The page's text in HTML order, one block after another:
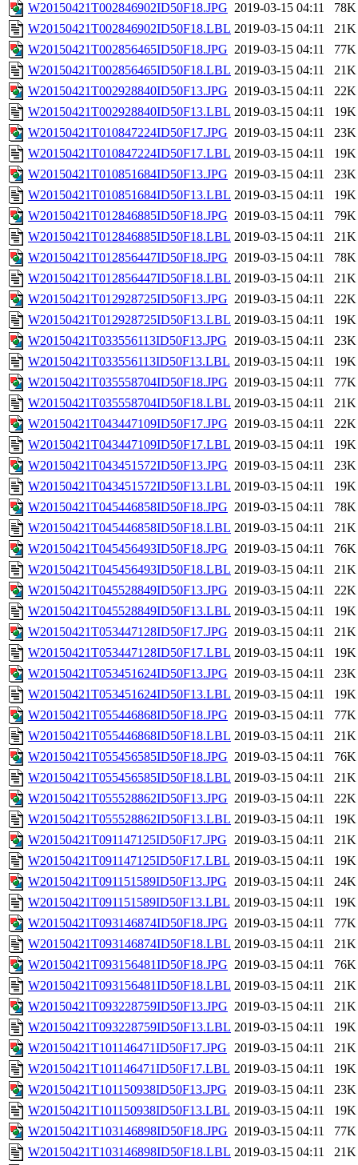
W20150421T002846902ID50F18.JPG 2019-03-15 04:11
78K
W20150421T002846902ID50F18.LBL 2019-03-15 04:11
21K
W20150421T002856465ID50F18.JPG 2019-03-15 04:11
77K
W20150421T002856465ID50F18.LBL 2019-03-15 04:11
21K
W20150421T002928840ID50F13.JPG 2019-03-15 04:11
22K
W20150421T002928840ID50F13.LBL 2019-03-15 04:11
19K
W20150421T010847224ID50F17.JPG 2019-03-15 04:11
23K
W20150421T010847224ID50F17.LBL 2019-03-15 04:11
19K
W20150421T010851684ID50F13.JPG 2019-03-15 04:11
23K
W20150421T010851684ID50F13.LBL 2019-03-15 04:11
19K
W20150421T012846885ID50F18.JPG 2019-03-15 04:11
79K
W20150421T012846885ID50F18.LBL 2019-03-15 04:11
21K
W20150421T012856447ID50F18.JPG 2019-03-15 04:11
78K
W20150421T012856447ID50F18.LBL 2019-03-15 04:11
21K
W20150421T012928725ID50F13.JPG 2019-03-15 04:11
22K
W20150421T012928725ID50F13.LBL 2019-03-15 04:11
19K
W20150421T033556113ID50F13.JPG 2019-03-15 04:11
23K
W20150421T033556113ID50F13.LBL 2019-03-15 04:11
19K
W20150421T035558704ID50F18.JPG 2019-03-15 04:11
77K
W20150421T035558704ID50F18.LBL 2019-03-15 04:11
21K
W20150421T043447109ID50F17.JPG 2019-03-15 04:11
22K
W20150421T043447109ID50F17.LBL 2019-03-15 04:11
19K
W20150421T043451572ID50F13.JPG 2019-03-15 04:11
23K
W20150421T043451572ID50F13.LBL 2019-03-15 04:11
19K
W20150421T045446858ID50F18.JPG 2019-03-15 04:11
78K
W20150421T045446858ID50F18.LBL 2019-03-15 04:11
21K
W20150421T045456493ID50F18.JPG 2019-03-15 04:11
76K
W20150421T045456493ID50F18.LBL 2019-03-15 04:11
21K
W20150421T045528849ID50F13.JPG 2019-03-15 04:11
22K
W20150421T045528849ID50F13.LBL 2019-03-15 04:11
19K
W20150421T053447128ID50F17.JPG 2019-03-15 04:11
21K
W20150421T053447128ID50F17.LBL 2019-03-15 04:11
19K
W20150421T053451624ID50F13.JPG 2019-03-15 04:11
23K
W20150421T053451624ID50F13.LBL 2019-03-15 04:11
19K
W20150421T055446868ID50F18.JPG 2019-03-15 04:11
77K
W20150421T055446868ID50F18.LBL 2019-03-15 04:11
21K
W20150421T055456585ID50F18.JPG 2019-03-15 04:11
76K
W20150421T055456585ID50F18.LBL 2019-03-15 04:11
21K
W20150421T055528862ID50F13.JPG 2019-03-15 04:11
22K
W20150421T055528862ID50F13.LBL 2019-03-15 04:11
19K
W20150421T091147125ID50F17.JPG 2019-03-15 04:11
21K
W20150421T091147125ID50F17.LBL 2019-03-15 04:11
19K
W20150421T091151589ID50F13.JPG 2019-03-15 04:11
24K
W20150421T091151589ID50F13.LBL 2019-03-15 04:11
19K
W20150421T093146874ID50F18.JPG 2019-03-15 04:11
77K
W20150421T093146874ID50F18.LBL 2019-03-15 04:11
21K
W20150421T093156481ID50F18.JPG 2019-03-15 04:11
76K
W20150421T093156481ID50F18.LBL 2019-03-15 04:11
21K
W20150421T093228759ID50F13.JPG 2019-03-15 04:11
21K
W20150421T093228759ID50F13.LBL 2019-03-15 04:11
19K
W20150421T101146471ID50F17.JPG 2019-03-15 04:11
21K
W20150421T101146471ID50F17.LBL 2019-03-15 04:11
19K
W20150421T101150938ID50F13.JPG 2019-03-15 04:11
23K
W20150421T101150938ID50F13.LBL 2019-03-15 04:11
19K
W20150421T103146898ID50F18.JPG 2019-03-15 04:11
77K
W20150421T103146898ID50F18.LBL 2019-03-15 04:11 21K